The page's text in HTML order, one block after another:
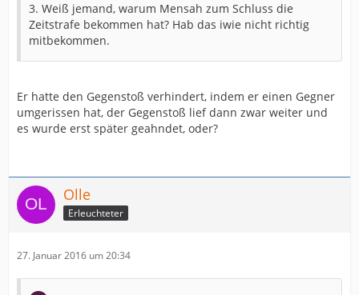
3. Weiß jemand, warum Mensah zum Schluss die
Zeitstrafe bekommen hat? Hab das iwie nicht richtig
mitbekommen.
Er hatte den Gegenstoß verhindert, indem er einen Gegner
umgerissen hat, der Gegenstoß lief dann zwar weiter und
es wurde erst später geahndet, oder?
Olle
Erleuchteter
27. Januar 2016 um 20:34